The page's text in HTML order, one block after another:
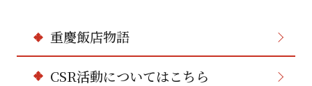
重慶飯店物語
CSR活動についてはこちら